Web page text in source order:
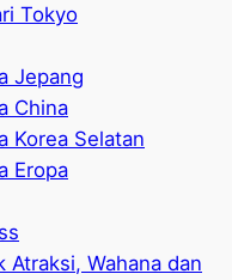
Tokyo
Jepang
China
Korea Selatan
Eropa
Atraksi, Wahana dan